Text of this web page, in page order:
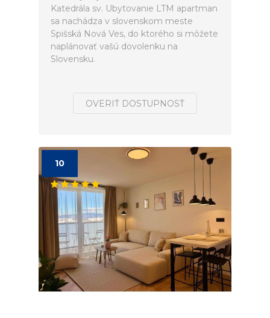
Katedrála sv. Ubytovanie LTM apartman
sa nachádza v slovenskom meste
Spišská Nová Ves, do ktorého si môžete
naplánovať vašú dovolenku na
Slovensku.
OVERIŤ DOSTUPNOSŤ
10